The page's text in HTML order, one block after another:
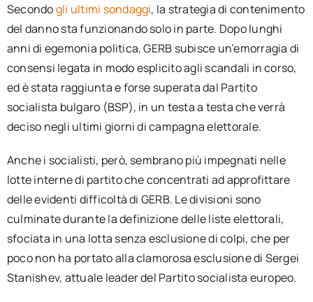
Secondogli ultimi sondaggi, la strategia di contenimento
del danno sta funzionando solo in parte. Dopo lunghi
anni di egemonia politica, GERB subisce un’emorragia di
consensi legata in modo esplicito agli scandali in corso,
ed è stata raggiunta e forse superata dal Partito
socialista bulgaro (BSP), in un testa a testa che verrà
deciso negli ultimi giorni di campagna elettorale.
Anche i socialisti, però, sembrano più impegnati nelle
lotte interne di partito che concentrati ad approfittare
delle evidenti difficoltà di GERB. Le divisioni sono
culminate durante la definizione delle liste elettorali,
sfociata in una lotta senza esclusione di colpi, che per
poco non ha portato alla clamorosa esclusione di Sergei
Stanishev, attuale leader del Partito socialista europeo.